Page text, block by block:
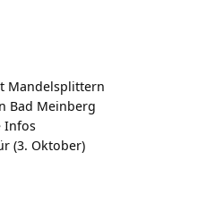
Mandelsplittern
Bad Meinberg
Infos
(3. Oktober)